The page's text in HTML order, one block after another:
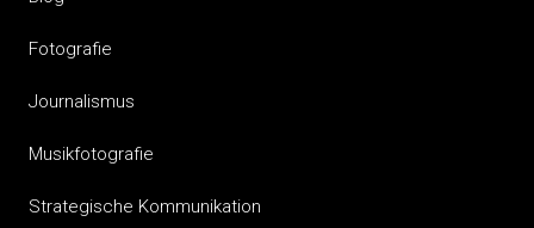
Fotografie
Journalismus
Musikfotografie
Strategische Kommunikation